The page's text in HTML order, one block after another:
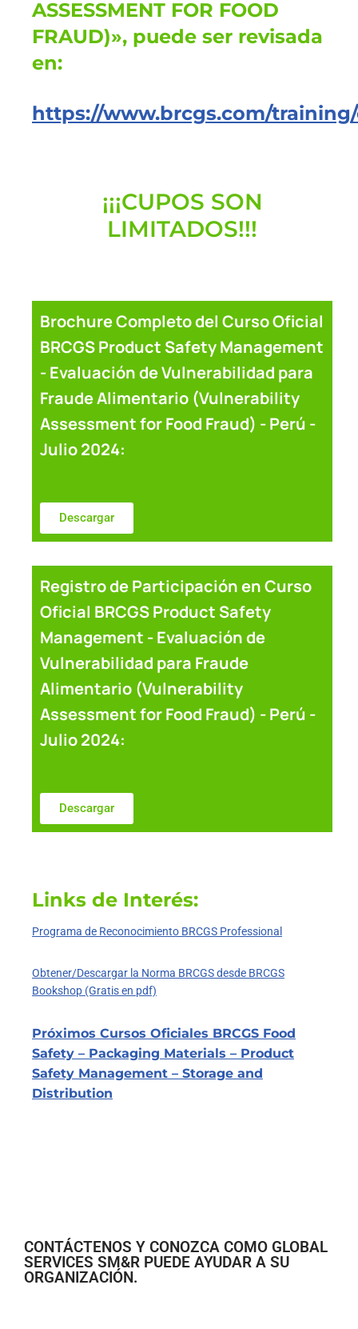
ASSESSMENT FOR FOOD
FRAUD)», puede ser revisada
en:
https://www.brcgs.com/
¡¡¡CUPOS SON
LIMITADOS!!!
Brochure Completo del Curso Oficial
BRCGS Product Safety Management
- Evaluación de Vulnerabilidad para
Fraude Alimentario (Vulnerability
Assessment for Food Fraud) - Perú -
Julio 2024:
Descargar
Registro de Participación en Curso
Oficial BRCGS Product Safety
Management - Evaluación de
Vulnerabilidad para Fraude
Alimentario (Vulnerability
Assessment for Food Fraud) - Perú -
Julio 2024:
Descargar
Links de Interés:
Programa de Reconocimiento BRCGS Professional
Obtener/Descargar la Norma BRCGS desde BRCGS
Bookshop (Gratis en pdf)
Próximos Cursos Oficiales BRCGS Food
Safety – Packaging Materials – Product
Safety Management – Storage and
Distribution
CONTÁCTENOS Y CONOZCA COMO GLOBAL
SERVICES SM&R PUEDE AYUDAR A SU
ORGANIZACIÓN.